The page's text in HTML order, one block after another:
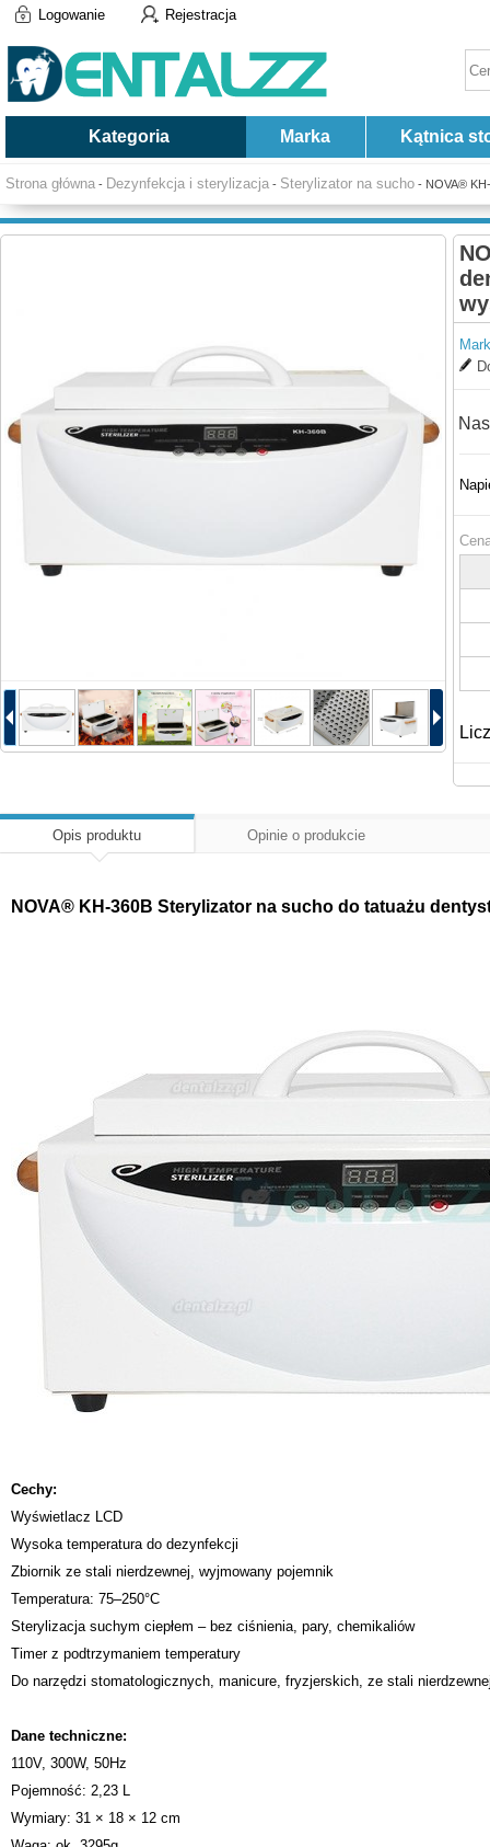
Logowanie Rejestracja
Kategoria Marka Kątnica
Strona główna - Dezynfekcja i sterylizacja - Sterylizator na sucho - NOVA®
Opis produktu Opinie o produkcie
NOVA® KH-360B Sterylizator na sucho do tatuażu
Cechy:
Wyświetlacz LCD
Wysoka temperatura do dezynfekcji
Zbiornik ze stali nierdzewnej, wyjmowany pojemnik
Temperatura: 75–250°C
Sterylizacja suchym ciepłem – bez ciśnienia, pary, chemikaliów
Timer z podtrzymaniem temperatury
Do narzędzi stomatologicznych, manicure, fryzjerskich, ze stali
Dane techniczne:
110V, 300W, 50Hz
Pojemność: 2,23 L
Wymiary: 31 × 18 × 12 cm